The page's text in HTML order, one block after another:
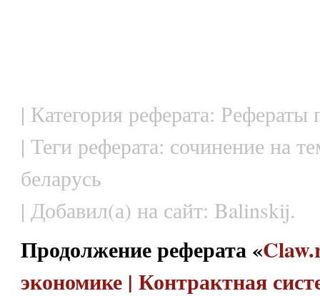
| Категория реферата: Рефераты
| Теги реферата: сочинение на
беларусь
| Добавил(а) на сайт: Balinskij.
Продолжение реферата «
экономике | Контрактная